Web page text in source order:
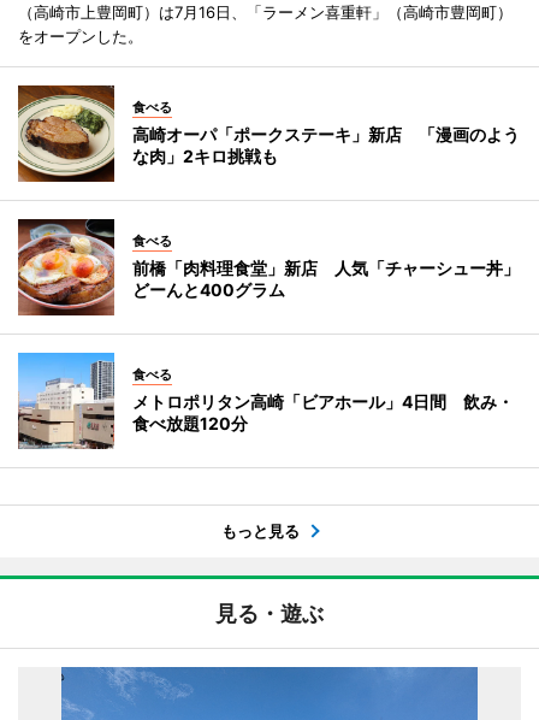
（高崎市上豊岡町）は7月16日、「ラーメン喜重軒」（高崎市豊岡町）
をオープンした。
食べる
高崎オーパ「ポークステーキ」新店 「漫画のよう
な肉」2キロ挑戦も
食べる
前橋「肉料理食堂」新店 人気「チャーシュー丼」
どーんと400グラム
食べる
メトロポリタン高崎「ビアホール」4日間 飲み・
食べ放題120分
もっと見る
見る・遊ぶ